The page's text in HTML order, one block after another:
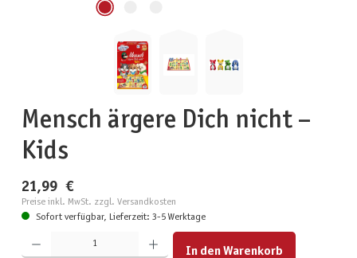
Mensch ärgere Dich nicht –
Kids
21,99 €
Preise inkl. MwSt. zzgl. Versandkosten
Sofort verfügbar, Lieferzeit: 3-5 Werktage
Produkt Anzahl: Gib den gewünschten Wert ein oder benutze die Schaltflächen um die Anzahl zu
In den Warenkorb